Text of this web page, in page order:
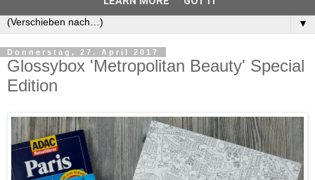
▼
Donnerstag, 27. April 2017
Glossybox 'Metropolitan Beauty' Special
Edition